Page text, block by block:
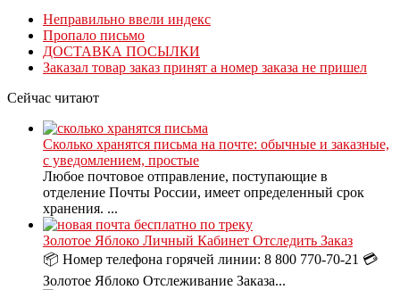
Неправильно ввели индекс
Пропало письмо
ДОСТАВКА ПОСЫЛКИ
Заказал товар заказ принят а номер заказа не пришел
Сейчас читают
Сколько хранятся письма на почте: обычные и заказные,
с уведомлением, простые
Любое почтовое отправление, поступающие в
отделение Почты России, имеет определенный срок
хранения. ...
Золотое Яблоко Личный Кабинет Отследить Заказ
📦 Номер телефона горячей линии: 8 800 770-70-21 💳
Золотое Яблоко Отслеживание Заказа...